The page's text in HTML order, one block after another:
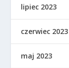
lipiec 2023
czerwiec 2023
maj 2023